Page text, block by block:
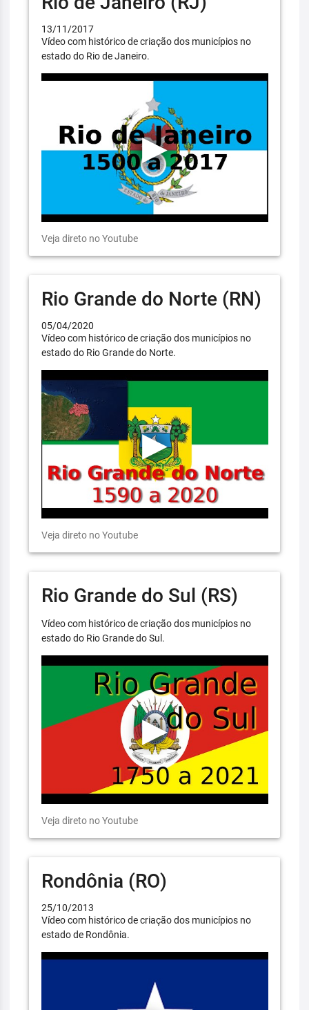
13/11/2017
Vídeo com histórico de criação dos municípios no
estado do Rio de Janeiro.
Veja direto no Youtube
Rio Grande do Norte (RN)
05/04/2020
Vídeo com histórico de criação dos municípios no
estado do Rio Grande do Norte.
Veja direto no Youtube
Rio Grande do Sul (RS)
Vídeo com histórico de criação dos municípios no
estado do Rio Grande do Sul.
Veja direto no Youtube
Rondônia (RO)
25/10/2013
Vídeo com histórico de criação dos municípios no
estado de Rondônia.